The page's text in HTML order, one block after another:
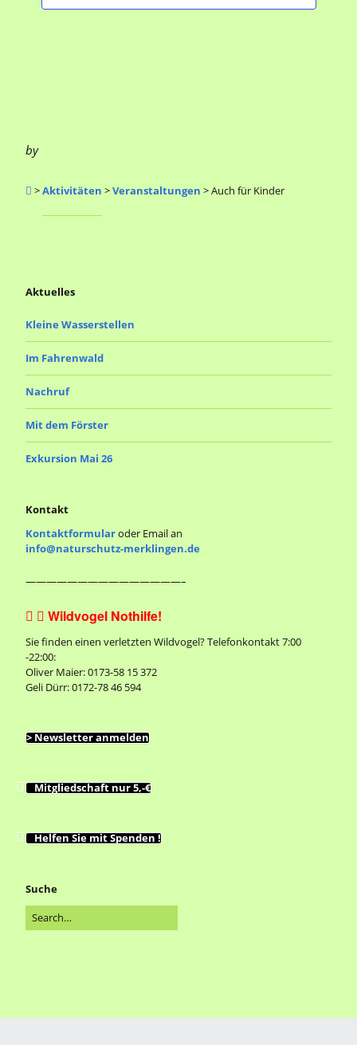
by
>Aktivitäten >Veranstaltungen >Auch für Kinder
Aktuelles
Kleine Wasserstellen
Im Fahrenwald
Nachruf
Mit dem Förster
Exkursion Mai 26
Kontakt
Kontaktformularoder Email an
info@naturschutz-merklingen.de
———————————————–
  Wildvogel Nothilfe!
Sie finden einen verletzten Wildvogel? Telefonkontakt 7:00
-22:00:
Oliver Maier: 0173-58 15 372
Geli Dürr: 0172-78 46 594
> Newsletter anmelden
Mitgliedschaft nur 5,-€
Helfen Sie mit Spenden !
Suche